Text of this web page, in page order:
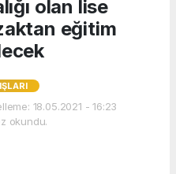
olan lise
eğitim
18.05.2021 - 16:23
okundu.